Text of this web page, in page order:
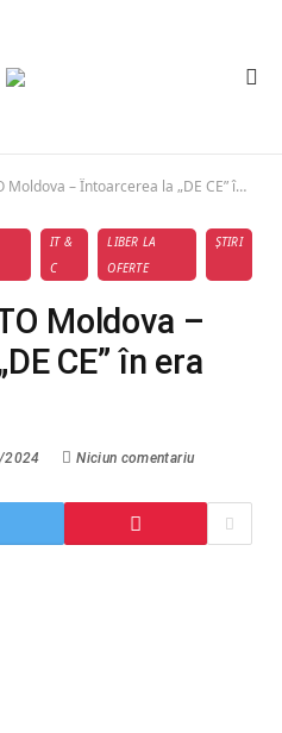
– Întoarcerea la „DE CE” în era digitalizării
IT &
C
LIBER LA
OFERTE
ȘTIRI
Moldova –
CE” în era
2024 Niciun comentariu